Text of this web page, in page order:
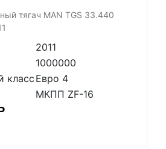
тягач MAN TGS 33.440
2011
1000000
классЕвро 4
МКПП ZF-16